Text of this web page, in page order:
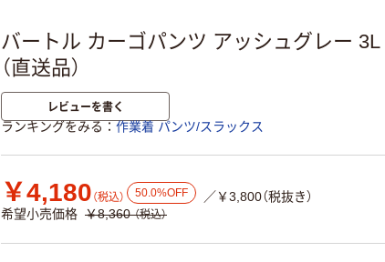
バートル カーゴパンツ アッシュグレー 3L
（直送品）
レビューを書く
ランキングをみる 作業着 パンツ/スラックス
￥4,180 （税込） 50.0%OFF
／￥3,800（税抜き）
希望小売価格 ￥8,360 （税込）